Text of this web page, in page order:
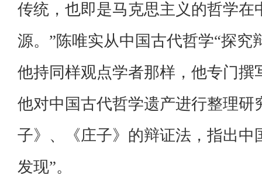
传统，也即是马克思主义的哲学在
源。”陈唯实从中国古代哲学“探究
他持同样观点学者那样，他专门撰
他对中国古代哲学遗产进行整理
子》、《庄子》的辩证法，指出中
发现”。